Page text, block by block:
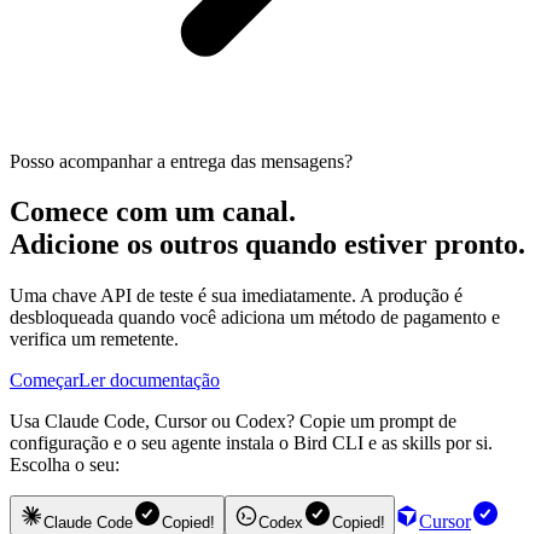
Posso acompanhar a entrega das mensagens?
Comece com um canal.
Adicione os outros quando estiver pronto.
Uma chave API de teste é sua imediatamente. A produção é
desbloqueada quando você adiciona um método de pagamento e
verifica um remetente.
ComeçarLer documentação
Usa Claude Code, Cursor ou Codex? Copie um prompt de
configuração e o seu agente instala o Bird CLI e as skills por si.
Escolha o seu:
Claude Code Copied! Codex Copied!
Cursor